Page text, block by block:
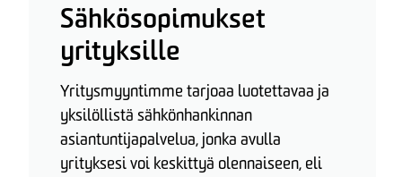
Sähkösopimukset
yrityksille
Yritysmyyntimme tarjoaa luotettavaa ja
yksilöllistä sähkönhankinnan
asiantuntijapalvelua, jonka avulla
yrityksesi voi keskittyä olennaiseen, eli